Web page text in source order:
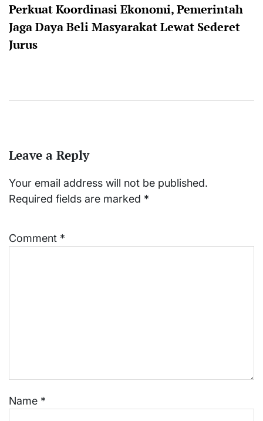
Perkuat Koordinasi Ekonomi, Pemerintah
Jaga Daya Beli Masyarakat Lewat Sederet
Jurus
Leave a Reply
Your email address will not be published.
Required fields are marked *
Comment *
Name *